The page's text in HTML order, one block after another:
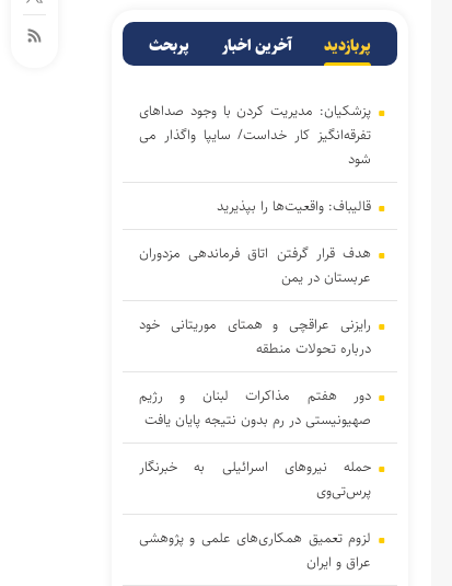
پربازدید آخرین اخبار پربحث
پزشکیان: مدیریت کردن با وجود صداهای
تفرقه‌انگیز کار خداست/ سایپا واگذار می
شود
قالیباف: واقعیت‌ها را بپذیرید
هدف قرار گرفتن اتاق‌ فرماندهی مزدوران
عربستان در یمن
رایزنی عراقچی و همتای موریتانی خود
درباره تحولات منطقه
دور هفتم مذاکرات لبنان و رژیم
صهیونیستی در رم بدون نتیجه پایان یافت
حمله نیروهای اسرائیلی به خبرنگار
پرس‌تی‌وی
لزوم تعمیق همکاری‌های علمی و پژوهشی
عراق و ایران